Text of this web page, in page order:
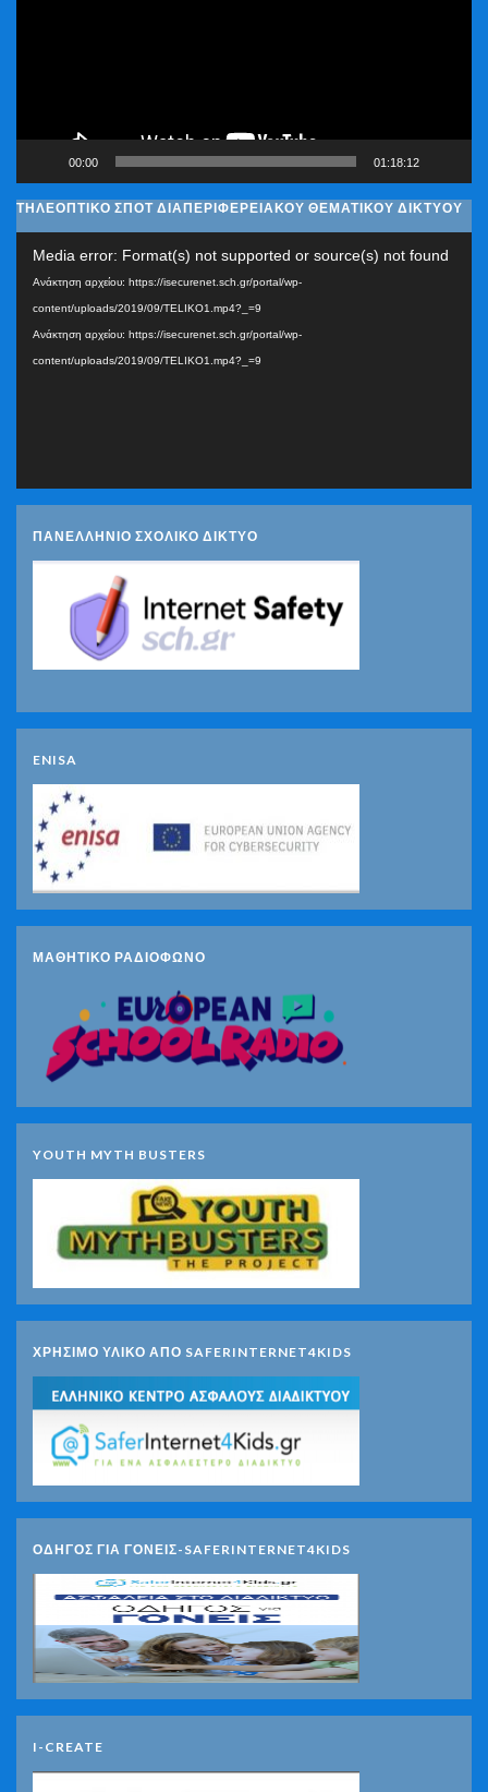
00:00 01:18:12
ΤΗΛΕΟΠΤΙΚΟ ΣΠΟΤ ΔΙΑΠΕΡΙΦΕΡΕΙΑΚΟΥ ΘΕΜΑΤΙΚΟΥ ΔΙΚΤΥΟΥ
Media error: Format(s) not supported or source(s) not found
Ανάκτηση αρχείου: https://isecurenet.sch.gr/portal/wp-
content/uploads/2019/09/TELIKO1.mp4?_=9
Ανάκτηση αρχείου: https://isecurenet.sch.gr/portal/wp-
content/uploads/2019/09/TELIKO1.mp4?_=9
ΠΑΝΕΛΛΗΝΙΟ ΣΧΟΛΙΚΟ ΔΙΚΤΥΟ
ENISA
ΜΑΘΗΤΙΚΟ ΡΑΔΙΟΦΩΝΟ
YOUTH MYTH BUSTERS
ΧΡΗΣΙΜΟ ΥΛΙΚΟ ΑΠΟ SAFERINTERNET4KIDS
ΟΔΗΓΟΣ ΓΙΑ ΓΟΝΕΙΣ-SAFERINTERNET4KIDS
I-CREATE